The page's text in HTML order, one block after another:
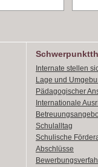
Internate stellen
Lage und
Pädagogischer
Internationale
Schulalltag
Schulische
Abschlüsse